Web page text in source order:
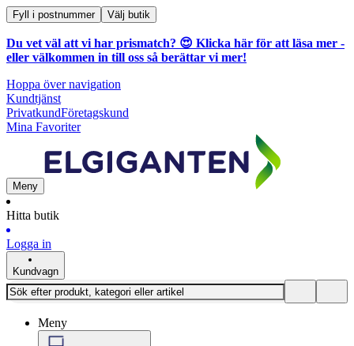
Fyll i postnummer Välj butik
Du vet väl att vi har prismatch? 😍 Klicka här för att läsa mer -
eller välkommen in till oss så berättar vi mer!
Hoppa över navigation
Kundtjänst
PrivatkundFöretagskund
Mina Favoriter
Meny
Hitta butik
Logga in
Kundvagn
Meny